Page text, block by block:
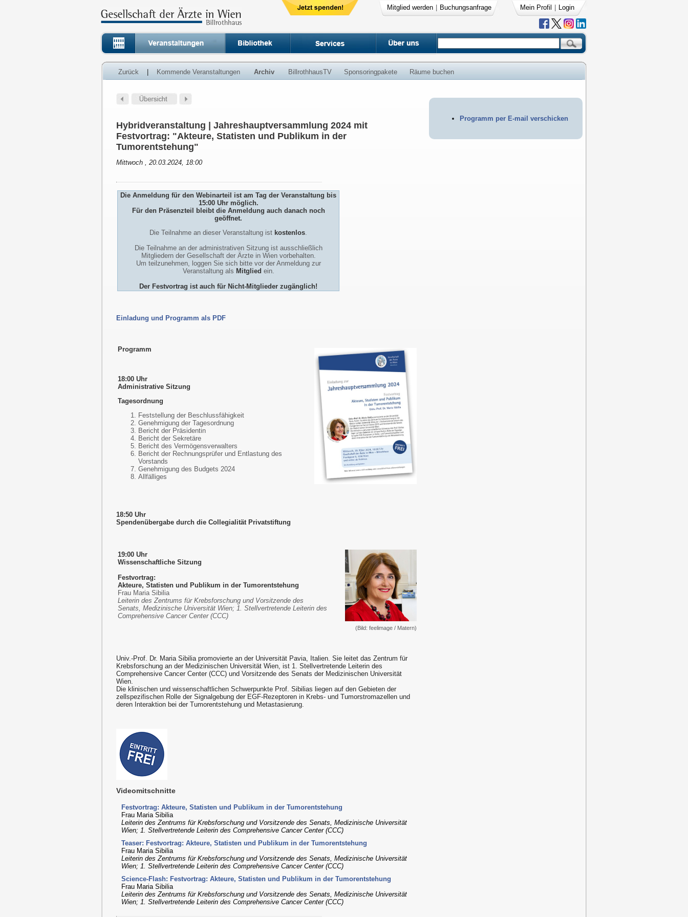
Mitglied werden Buchungsanfrage Mein Profil Login
Zurück Kommende Veranstaltungen Archiv BillrothhausTV Sponsoringpakete Räume buchen
Programm per E-mail verschicken
Hybridveranstaltung | Jahreshauptversammlung 2024 mit
Festvortrag: "Akteure, Statisten und Publikum in der
Tumorentstehung"
Mittwoch , 20.03.2024, 18:00
Die Anmeldung für den Webinarteil ist am Tag der Veranstaltung bis
15:00 Uhr möglich.
Für den Präsenzteil bleibt die Anmeldung auch danach noch
geöffnet.
Die Teilnahme an dieser Veranstaltung ist kostenlos.
Die Teilnahme an der administrativen Sitzung ist ausschließlich
Mitgliedern der Gesellschaft der Ärzte in Wien vorbehalten.
Um teilzunehmen, loggen Sie sich bitte vor der Anmeldung zur
Veranstaltung als Mitglied ein.
Der Festvortrag ist auch für Nicht-Mitglieder zugänglich!
Einladung und Programm als PDF
Programm
18:00 Uhr
Administrative Sitzung
Tagesordnung
Feststellung der Beschlussfähigkeit
Genehmigung der Tagesordnung
Bericht der Präsidentin
Bericht der Sekretäre
Bericht des Vermögensverwalters
Bericht der Rechnungsprüfer und Entlastung des
Vorstands
Genehmigung des Budgets 2024
Allfälliges
18:50 Uhr
Spendenübergabe durch die Collegialität Privatstiftung
19:00 Uhr
Wissenschaftliche Sitzung
Festvortrag:
Akteure, Statisten und Publikum in der Tumorentstehung
Frau Maria Sibilia
Leiterin des Zentrums für Krebsforschung und Vorsitzende des
Senats, Medizinische Universität Wien; 1. Stellvertretende Leiterin des
Comprehensive Cancer Center (CCC)
(Bild: feelimage / Matern)
Univ.-Prof. Dr. Maria Sibilia promovierte an der Universität Pavia, Italien. Sie leitet das Zentrum für
Krebsforschung an der Medizinischen Universität Wien, ist 1. Stellvertretende Leiterin des
Comprehensive Cancer Center (CCC) und Vorsitzende des Senats der Medizinischen Universität
Wien.
Die klinischen und wissenschaftlichen Schwerpunkte Prof. Sibilias liegen auf den Gebieten der
zellspezifischen Rolle der Signalgebung der EGF-Rezeptoren in Krebs- und Tumorstromazellen und
deren Interaktion bei der Tumorentstehung und Metastasierung.
Videomitschnitte
Festvortrag: Akteure, Statisten und Publikum in der Tumorentstehung
Frau Maria Sibilia
Leiterin des Zentrums für Krebsforschung und Vorsitzende des Senats, Medizinische Universität
Wien; 1. Stellvertretende Leiterin des Comprehensive Cancer Center (CCC)
Teaser: Festvortrag: Akteure, Statisten und Publikum in der Tumorentstehung
Frau Maria Sibilia
Leiterin des Zentrums für Krebsforschung und Vorsitzende des Senats, Medizinische Universität
Wien; 1. Stellvertretende Leiterin des Comprehensive Cancer Center (CCC)
Science-Flash: Festvortrag: Akteure, Statisten und Publikum in der Tumorentstehung
Frau Maria Sibilia
Leiterin des Zentrums für Krebsforschung und Vorsitzende des Senats, Medizinische Universität
Wien; 1. Stellvertretende Leiterin des Comprehensive Cancer Center (CCC)